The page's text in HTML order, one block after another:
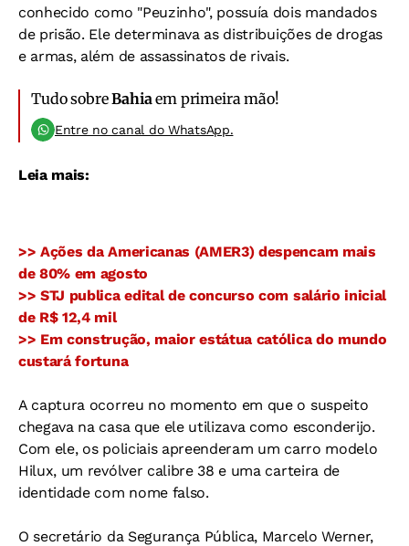
conhecido como "Peuzinho", possuía dois mandados
de prisão. Ele determinava as distribuições de drogas
e armas, além de assassinatos de rivais.
Tudo sobreBahia em primeira mão!
Entre no canal do WhatsApp.
Leia mais:
>> Ações da Americanas (AMER3) despencam mais
de 80% em agosto
>> STJ publica edital de concurso com salário inicial
de R$ 12,4 mil
>> Em construção, maior estátua católica do mundo
custará fortuna
A captura ocorreu no momento em que o suspeito
chegava na casa que ele utilizava como esconderijo.
Com ele, os policiais apreenderam um carro modelo
Hilux, um revólver calibre 38 e uma carteira de
identidade com nome falso.
O secretário da Segurança Pública, Marcelo Werner,